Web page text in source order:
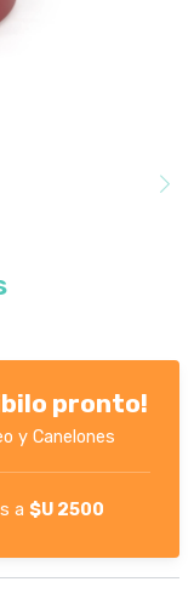
pronto!
y Canelones
a $U 2500